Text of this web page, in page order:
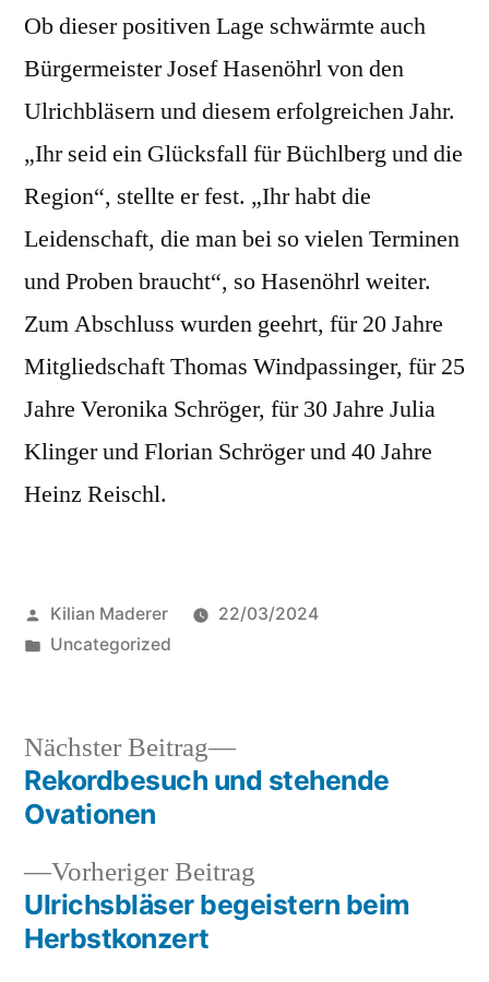
Ob dieser positiven Lage schwärmte auch
Bürgermeister Josef Hasenöhrl von den
Ulrichbläsern und diesem erfolgreichen Jahr.
„Ihr seid ein Glücksfall für Büchlberg und die
Region“, stellte er fest. „Ihr habt die
Leidenschaft, die man bei so vielen Terminen
und Proben braucht“, so Hasenöhrl weiter.
Zum Abschluss wurden geehrt, für 20 Jahre
Mitgliedschaft Thomas Windpassinger, für 25
Jahre Veronika Schröger, für 30 Jahre Julia
Klinger und Florian Schröger und 40 Jahre
Heinz Reischl.
Veröffentlicht
von
Kilian Maderer
22/03/2024
Veröffentlicht
Uncategorized
Beitragsnavigation
Vorheriger Beitrag
Beitrag:
Ulrichsbläser begeistern beim
Herbstkonzert
Nächster Beitrag
Nächster
Beitrag:
Rekordbesuch und stehende
Ovationen